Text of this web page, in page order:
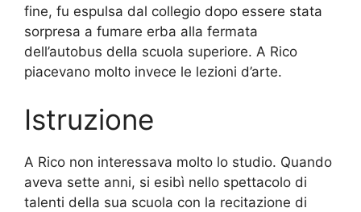
fine, fu espulsa dal collegio dopo essere stata
sorpresa a fumare erba alla fermata
dell’autobus della scuola superiore. A Rico
piacevano molto invece le lezioni d’arte.
Istruzione
A Rico non interessava molto lo studio. Quando
aveva sette anni, si esibì nello spettacolo di
talenti della sua scuola con la recitazione di